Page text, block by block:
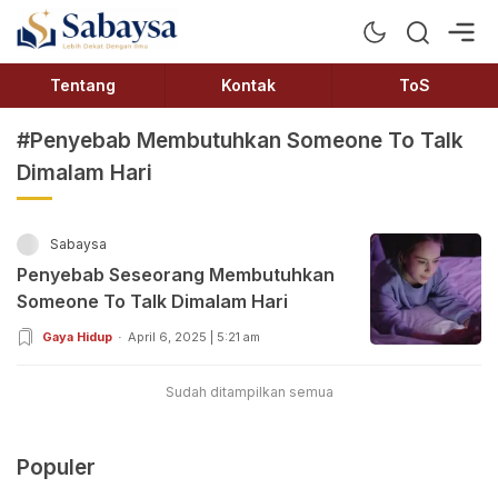
Sabaysa
Lebih Dekat Dengan Ilmu
Tentang Kontak ToS
#Penyebab Membutuhkan Someone To Talk
Dimalam Hari
Sabaysa
Penyebab Seseorang Membutuhkan
Someone To Talk Dimalam Hari
Gaya Hidup April 6, 2025 | 5:21 am
Sudah ditampilkan semua
Populer